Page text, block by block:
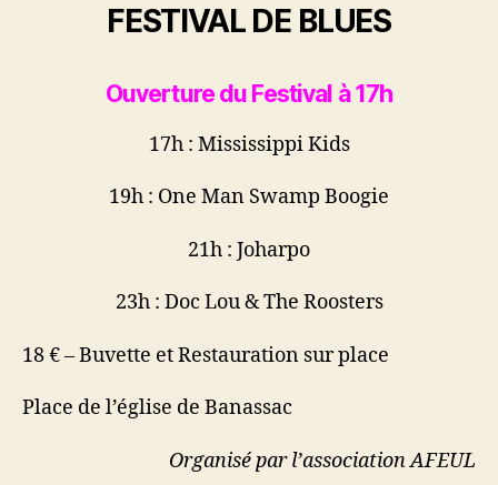
FESTIVAL DE BLUES
Ouverture du Festival à 17h
17h : Mississippi Kids
19h : One Man Swamp Boogie
21h : Joharpo
23h : Doc Lou & The Roosters
18 € – Buvette et Restauration sur place
Place de l’église de Banassac
Organisé par l’association AFEUL